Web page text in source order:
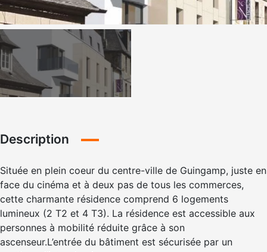
Description
Située en plein coeur du centre-ville de Guingamp, juste en
face du cinéma et à deux pas de tous les commerces,
cette charmante résidence comprend 6 logements
lumineux (2 T2 et 4 T3). La résidence est accessible aux
personnes à mobilité réduite grâce à son
ascenseur.L’entrée du bâtiment est sécurisée par un